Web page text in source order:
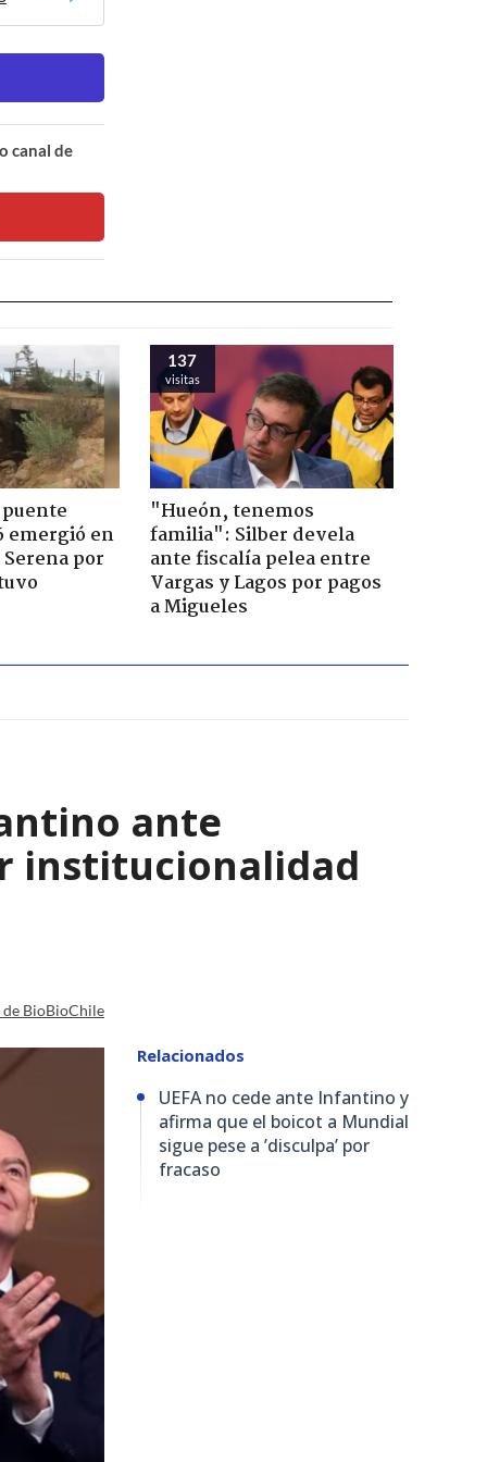
canal de
emergió en
por
137
visitas
"Hueón, tenemos
familia": Silber devela
ante fiscalía pelea entre
Vargas y Lagos por pagos
a Migueles
ante
institucionalidad
de BioBioChile
Relacionados
UEFA no cede ante Infantino y
afirma que el boicot a Mundial
sigue pese a ’disculpa’ por
fracaso